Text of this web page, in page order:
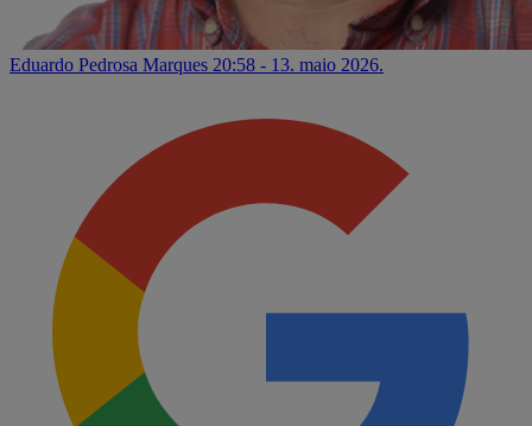
Eduardo Pedrosa Marques 20:58 - 13. maio 2026.